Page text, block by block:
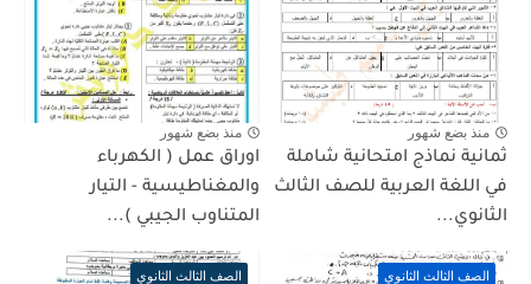
منذ بضع شهور
ثمانية نماذج امتحانية شاملة
في اللغة العربية للصف الثالث
الثانوي...
منذ بضع شهور
اوراق عمل ( الكهرباء
والمغناطيسية - التيار
المتناوب الجيبي )...
الصف الثالث الثانوي الصف الثالث الثانوي